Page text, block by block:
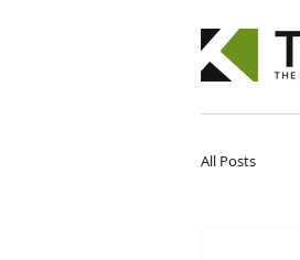
All Posts